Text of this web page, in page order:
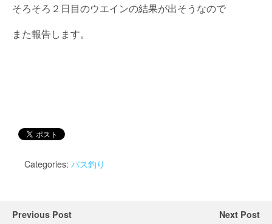
そろそろ２日目のウエインの結果が出そうなので
また報告します。
Categories: バス釣り
Previous Post Next Post